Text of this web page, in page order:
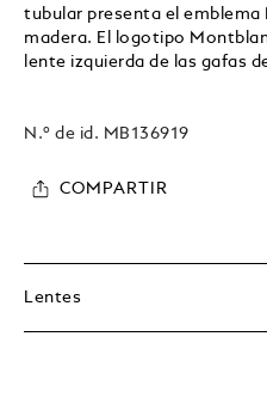
tubular presenta el
madera. El logotipo
lente izquierda de las gafas
N.º de id. MB136919
COMPARTIR
Lentes